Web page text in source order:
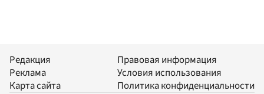
Редакция
Реклама
Карта сайта
Правовая информация
Условия использования
Политика конфиденциальности